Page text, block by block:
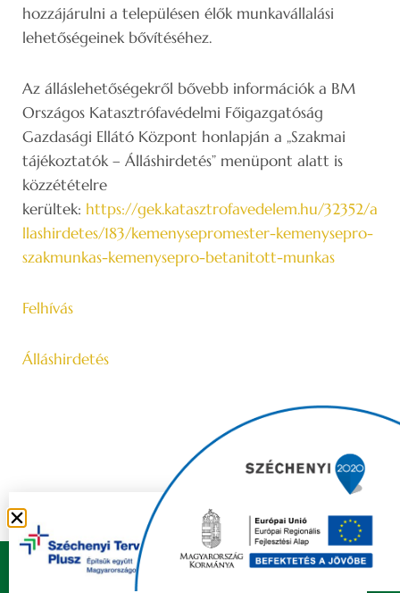
hozzájárulni a településen élők munkavállalási
lehetőségeinek bővítéséhez.
Az álláslehetőségekről bővebb információk a BM
Országos Katasztrófavédelmi Főigazgatóság
Gazdasági Ellátó Központ honlapján a „Szakmai
tájékoztatók – Álláshirdetés” menüpont alatt is
közzétételre
kerültek: https://gek.katasztrofavedelem.hu/32352/a
llashirdetes/183/kemenysepromester-kemenysepro-
szakmunkas-kemenysepro-betanitott-munkas
Felhívás
Álláshirdetés
Copyright © 2021 FELSŐZSOLCA ÖNKORMÁNYZAT |
Készítette